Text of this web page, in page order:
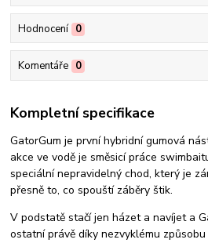
Hodnocení 0
Komentáře 0
Kompletní specifikace
GatorGum je první hybridní gumová
akce ve vodě je směsicí práce
speciální nepravidelný chod, který je
přesně to, co spouští záběry štik.
V podstatě stačí jen házet a navíjet a
ostatní právě díky nezvyklému způsobu